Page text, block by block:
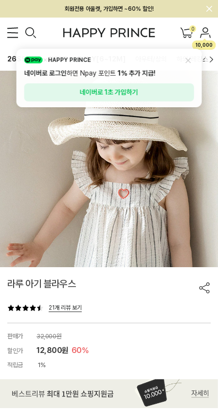
회원전용 아울렛, 가입하면 ~60% 할인!
멤버십 최대 28,000원 혜택 0
10,000
26SS 신상 BEST BABY[6~12M] 하의/레깅스
라루 아기 블라우스
21개 리뷰 보기
판매가
32,000원
할인가
12,800원 60%
적립금 1%
HAPPY PRINCE
네이버로 로그인하면 Npay 포인트1%추가 지급!
네이버로 1초 가입하기